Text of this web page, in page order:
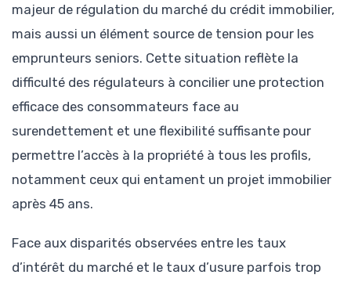
majeur de régulation du marché du crédit immobilier,
mais aussi un élément source de tension pour les
emprunteurs seniors. Cette situation reflète la
difficulté des régulateurs à concilier une protection
efficace des consommateurs face au
surendettement et une flexibilité suffisante pour
permettre l’accès à la propriété à tous les profils,
notamment ceux qui entament un projet immobilier
après 45 ans.
Face aux disparités observées entre les taux
d’intérêt du marché et le taux d’usure parfois trop